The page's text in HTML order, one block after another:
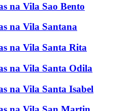
na Vila Sao Bento
na Vila Santana
na Vila Santa Rita
na Vila Santa Odila
na Vila Santa Isabel